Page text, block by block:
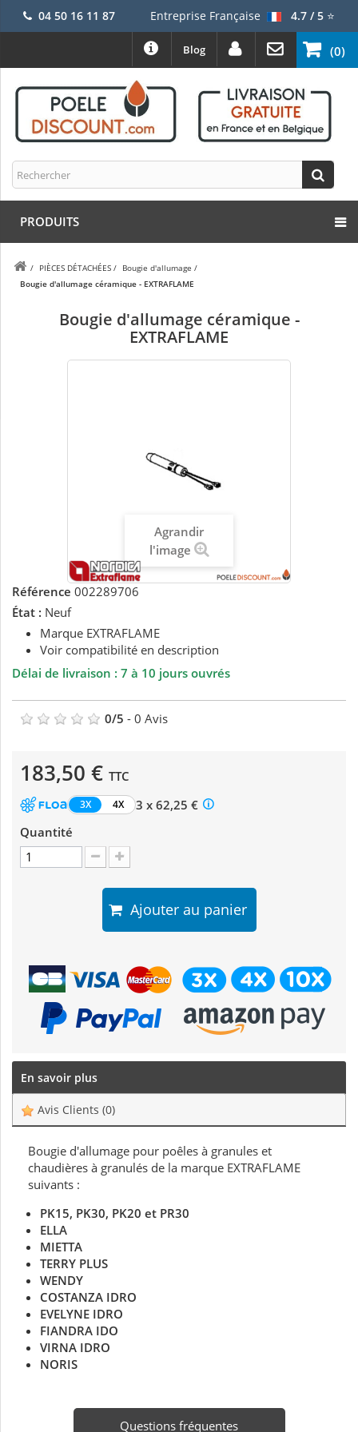
04 50 16 11 87 Entreprise Française 4.7 / 5⭐
(0)
Blog
PRODUITS
/ PIÈCES DÉTACHÉES / Bougie d'allumage /
Bougie d'allumage céramique - EXTRAFLAME
Bougie d'allumage céramique -
EXTRAFLAME
Agrandir
l'image
Référence 002289706
État : Neuf
Marque EXTRAFLAME
Voir compatibilité en description
Délai de livraison : 7 à 10 jours ouvrés
0/5 - 0 Avis
183,50 € TTC
3X 4X
3 x 62,25 €
Quantité
Ajouter au panier
En savoir plus
Avis Clients (0)
Bougie d'allumage pour poêles à granules et
chaudières à granulés de la marque EXTRAFLAME
suivants :
PK15, PK30, PK20 et PR30
ELLA
MIETTA
TERRY PLUS
WENDY
COSTANZA IDRO
EVELYNE IDRO
FIANDRA IDO
VIRNA IDRO
NORIS
Questions fréquentes